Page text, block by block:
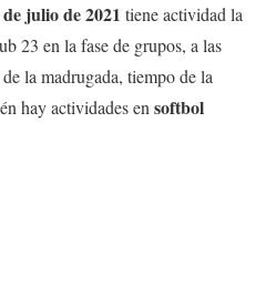
de julio de 2021 tiene actividad la
23 en la fase de grupos, a las
la madrugada, tiempo de la
hay actividades en softbol